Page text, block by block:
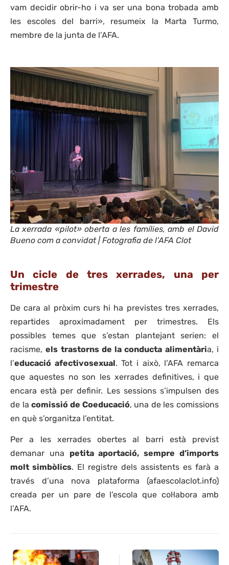
vam decidir obrir-ho i va ser una bona trobada amb
les escoles del barri», resumeix la Marta Turmo,
membre de la junta de l’AFA.
La xerrada «pilot» oberta a les famílies, amb el David
Bueno com a convidat | Fotografia de l’AFA Clot
Un cicle de tres xerrades, una per
trimestre
De cara al pròxim curs hi ha previstes tres xerrades,
repartides aproximadament per trimestres. Els
possibles temes que s’estan plantejant serien: el
racisme,els trastorns de la conducta alimentària, i
l’educació afectivosexual. Tot i això, l’AFA remarca
que aquestes no son les xerrades definitives, i que
encara està per definir. Les sessions s’impulsen des
de lacomissió de Coeducació, una de les comissions
en què s’organitza l’entitat.
Per a les xerrades obertes al barri està previst
demanar una petita aportació, sempre d’imports
molt simbòlics. El registre dels assistents es farà a
través d’una nova plataforma (afaescolaclot.info)
creada per un pare de l’escola que col·labora amb
l’AFA.